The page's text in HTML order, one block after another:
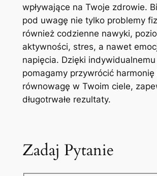
wpływające na Twoje zdrowie.
pod uwagę nie tylko problemy
również codzienne nawyki,
aktywności, stres, a nawet
napięcia. Dzięki
pomagamy przywrócić harmonię
równowagę w Twoim ciele,
długotrwałe rezultaty.
Zadaj Pytanie